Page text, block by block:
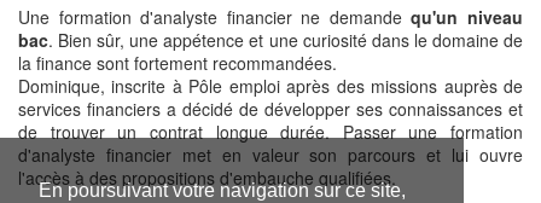
En poursuivant votre navigation sur ce site,
Une formation d'analyste financier ne demandequ'un niveau
bac. Bien sûr, une appétence et une curiosité dans le domaine de
la finance sont fortement recommandées.
Dominique, inscrite à Pôle emploi après des missions auprès de
services financiers a décidé de développer ses connaissances et
de trouver un contrat longue durée. Passer une formation
d'analyste financier met en valeur son parcours et lui ouvre
l'accès à des propositions d'embauche qualifiées.